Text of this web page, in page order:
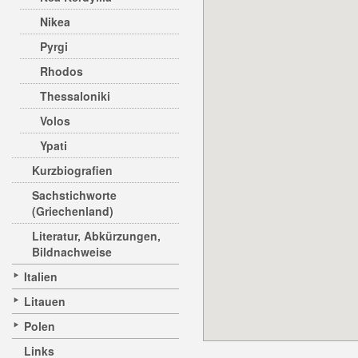
Nikea
Pyrgi
Rhodos
Thessaloniki
Volos
Ypati
Kurzbiografien
Sachstichworte
(Griechenland)
Literatur, Abkürzungen,
Bildnachweise
Italien
Litauen
Polen
Links